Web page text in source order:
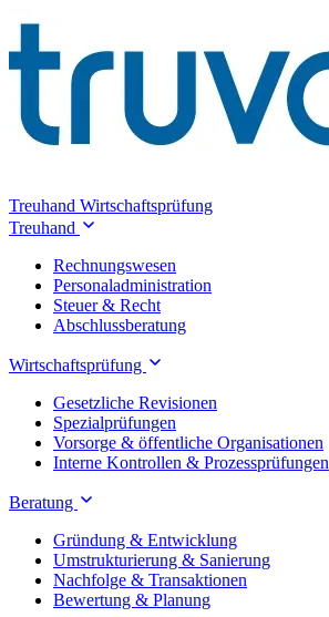
Treuhand Wirtschaftsprüfung
Treuhand
Rechnungswesen
Personaladministration
Steuer & Recht
Abschlussberatung
Wirtschaftsprüfung
Gesetzliche Revisionen
Spezialprüfungen
Vorsorge & öffentliche Organisationen
Interne Kontrollen & Prozessprüfungen
Beratung
Gründung & Entwicklung
Umstrukturierung & Sanierung
Nachfolge & Transaktionen
Bewertung & Planung